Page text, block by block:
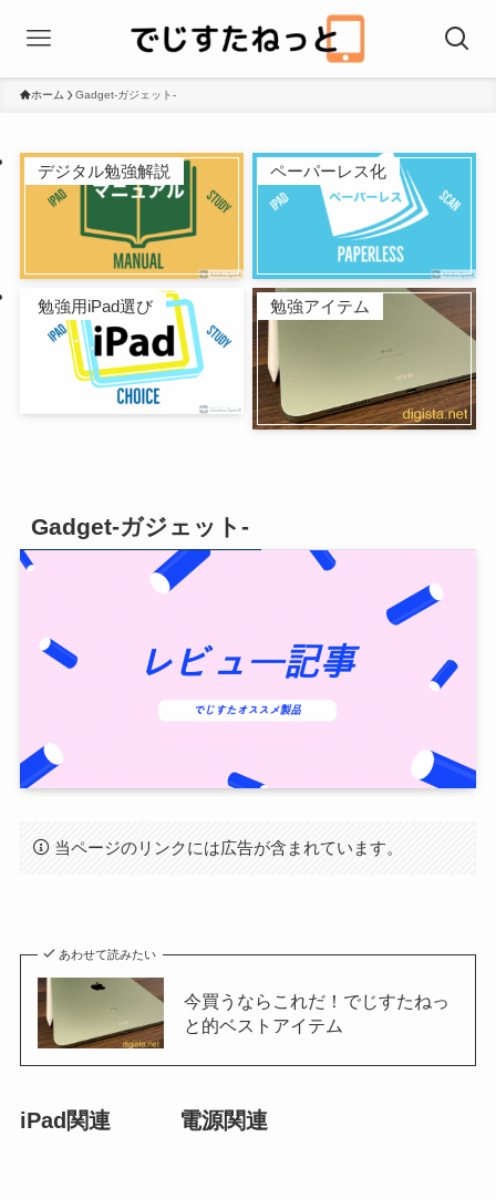
ホーム Gadget-ガジェット-
デジタル勉強解説 ペーパーレス化
勉強用iPad選び 勉強アイテム
Gadget-ガジェット-
当ページのリンクには広告が含まれています。
あわせて読みたい
今買うならこれだ！でじすたねっ
と的ベストアイテム
iPad関連 電源関連